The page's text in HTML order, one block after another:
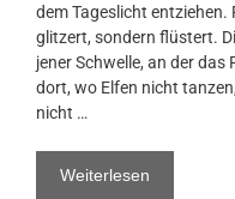
dem Tageslicht entziehen.
glitzert, sondern flüstert.
jener Schwelle, an der
dort, wo Elfen nicht
nicht …
Weiterlesen